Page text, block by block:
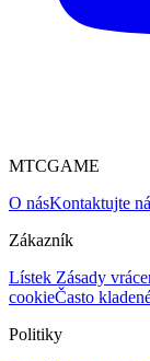
MTCGAME
O násKontaktujte
Zákazník
Lístek Zásady
cookieČasto
Politiky